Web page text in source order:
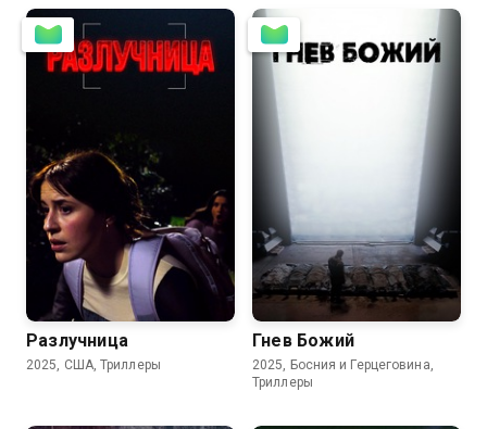
6.6
Разлучница
2025, США, Триллеры
7.1
Гнев Божий
2025, Босния и Герцеговина,
Триллеры